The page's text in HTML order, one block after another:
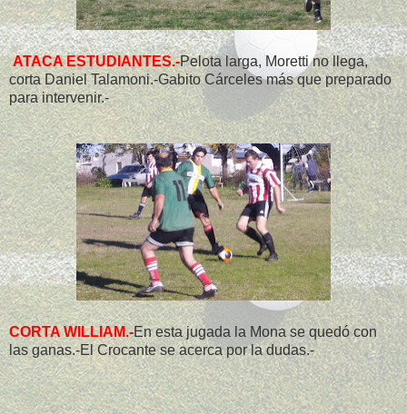
ATACA ESTUDIANTES.-Pelota larga, Moretti no llega,
corta Daniel Talamoni.-Gabito Cárceles más que preparado
para intervenir.-
CORTA WILLIAM.-En esta jugada la Mona se quedó con
las ganas.-El Crocante se acerca por la dudas.-